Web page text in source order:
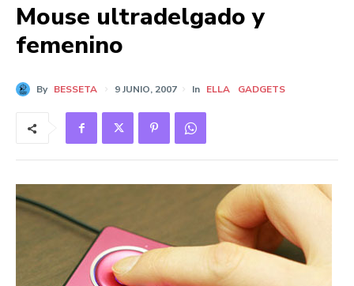
Mouse ultradelgado y
femenino
By BESSETA 9 JUNIO, 2007 In ELLA GADGETS